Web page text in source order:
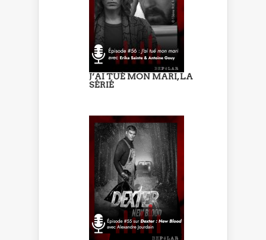
J’AI TUÉ MON MARI, LA
SÉRIÉ